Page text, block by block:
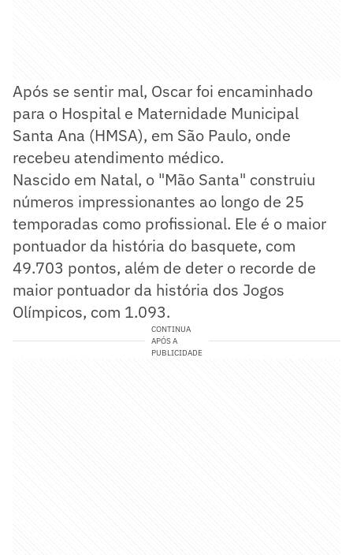
Após se sentir mal, Oscar foi encaminhado
para o Hospital e Maternidade Municipal
Santa Ana (HMSA), em São Paulo, onde
recebeu atendimento médico.
Nascido em Natal, o "Mão Santa" construiu
números impressionantes ao longo de 25
temporadas como profissional. Ele é o maior
pontuador da história do basquete, com
49.703 pontos, além de deter o recorde de
maior pontuador da história dos Jogos
Olímpicos, com 1.093.
CONTINUA
APÓS A
PUBLICIDADE